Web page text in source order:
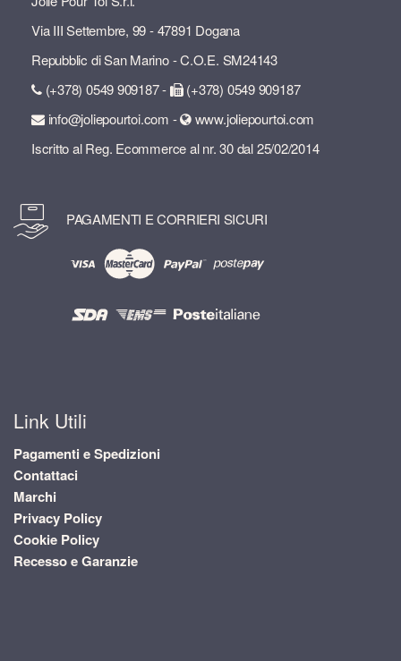
Via III Settembre, 99 - 47891 Dogana
Repubblic di San Marino - C.O.E. SM24143
(+378) 0549 909187 -
(+378) 0549 909187
info@joliepourtoi.com -
www.joliepourtoi.com
Iscritto al Reg. Ecommerce al nr. 30 dal 25/02/2014
PAGAMENTI E CORRIERI SICURI
Link Utili
Pagamenti e Spedizioni
Contattaci
Marchi
Privacy Policy
Cookie Policy
Recesso e Garanzie